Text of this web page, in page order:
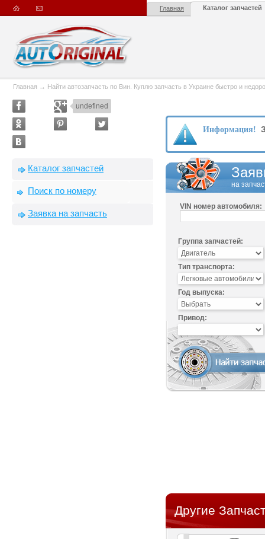
Главная Каталог запчастей
Главная → Найти автозапчасть по Вин. Куплю запчасть в Украине быстро и
undefined
Каталог запчастей
Поиск по номеру
Заявка на запчасть
Информация!
на
VIN номер автомобиля:
Группа запчастей:
Тип транспорта:
Год выпуска:
Привод:
Другие